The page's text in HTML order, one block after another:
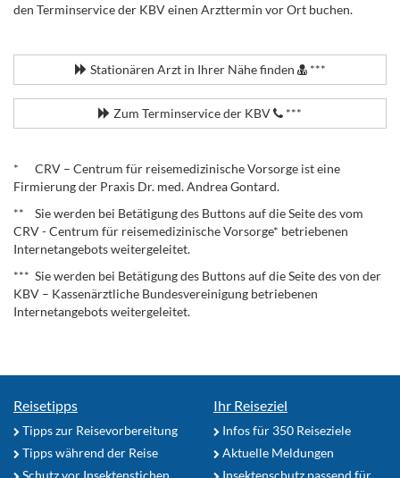
den Terminservice der KBV einen Arzttermin vor Ort buchen.
Stationären Arzt in Ihrer Nähe finden ***
Zum Terminservice der KBV ***
* CRV – Centrum für reisemedizinische Vorsorge ist eine
Firmierung der Praxis Dr. med. Andrea Gontard.
** Sie werden bei Betätigung des Buttons auf die Seite des vom
CRV - Centrum für reisemedizinische Vorsorge* betriebenen
Internetangebots weitergeleitet.
*** Sie werden bei Betätigung des Buttons auf die Seite des von der
KBV – Kassenärztliche Bundesvereinigung betriebenen
Internetangebots weitergeleitet.
Reisetipps
Tipps zur Reisevorbereitung
Tipps während der Reise
Schutz vor Insektenstichen
Ihr Reiseziel
Infos für 350 Reiseziele
Aktuelle Meldungen
Insektenschutz passend für